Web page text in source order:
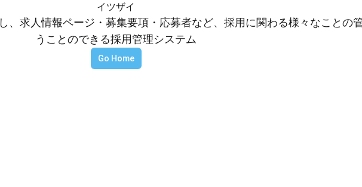
イツザイ
求人情報ページ・募集要項・応募者など、採用に関わる様々なことの
うことのできる採用管理システム
Go Home